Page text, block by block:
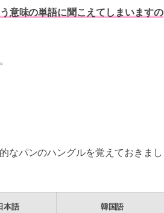
意味の単語に聞こえてしまいますの
なパンのハングルを覚えておきまし
本語 韓国語